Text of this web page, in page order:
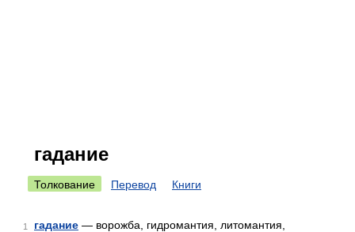
гадание
Толкование Перевод Книги
1 гадание — ворожба, гидромантия, литомантия,